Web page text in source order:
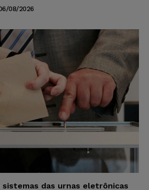
08/2026
sistemas das urnas eletrônicas